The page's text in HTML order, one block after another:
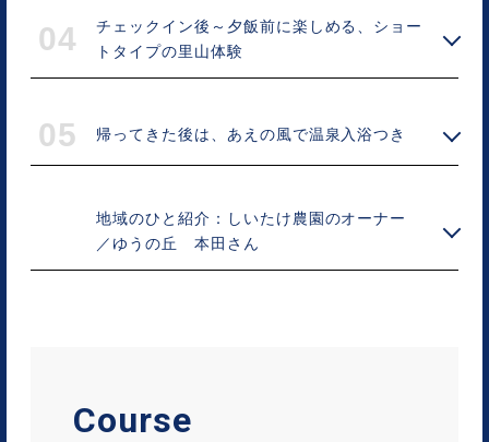
04
チェックイン後～夕飯前に楽しめる、ショー
トタイプの里山体験
05 帰ってきた後は、あえの風で温泉入浴つき
地域のひと紹介：しいたけ農園のオーナー
／ゆうの丘 本田さん
Course